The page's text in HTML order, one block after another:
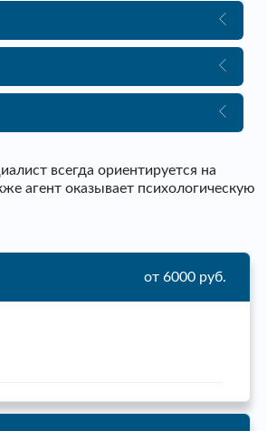
всегда ориентируется на
агент оказывает психологическую
от 6000 руб.